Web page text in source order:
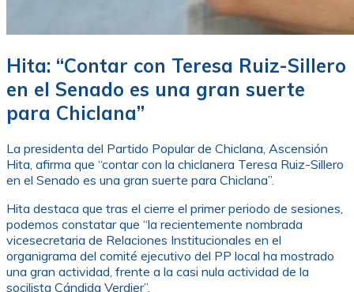
Hita: “Contar con Teresa Ruiz-Sillero
en el Senado es una gran suerte
para Chiclana”
La presidenta del Partido Popular de Chiclana, Ascensión
Hita, afirma que “contar con la chiclanera Teresa Ruiz-Sillero
en el Senado es una gran suerte para Chiclana”.
Hita destaca que tras el cierre el primer periodo de sesiones,
podemos constatar que “la recientemente nombrada
vicesecretaria de Relaciones Institucionales en el
organigrama del comité ejecutivo del PP local ha mostrado
una gran actividad, frente a la casi nula actividad de la
socilista Cándida Verdier”.